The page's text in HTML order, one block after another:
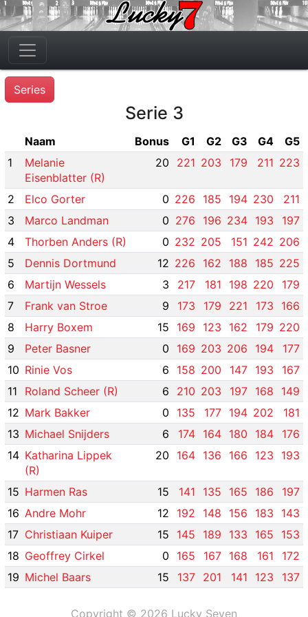
Series
Serie 3
Naam Bonus G1 G2 G3 G4
G5
1
Melanie
Eisenblatter (R)
20 221 203 179 211 223
2 Elco Gorter 0 226 185 194 230 211
3
Marco Landman 0 276 196 234 193 197
4
Thorben Anders (R) 0 232 205 151 242 206
5
Dennis Dortmund 12 226 162 188 185 225
6
Martijn Wessels 3 217 181 198 220 179
7
Frank van Stroe 9 173 179 221 173 166
8
Harry Boxem 15 169 123 162 179 220
9
Peter Basner 0 169 203 206 194 177
10 Rinie Vos 6 158 200 147 193 167
11
Roland Scheer (R) 6 210 203 197 168
149
12 Mark Bakker 0 135 177 194 202 181
13 Michael Snijders 6 174 164 180 184 176
14 Katharina Lippek
(R)
20 164 136 166 123 193
15 Harmen Ras 15 141 135 165 186 197
16 Andre Mohr 12 192 148 156 183
143
17 Christiaan Kuiper 15 145 189 133 165
153
18 Geoffrey Cirkel 0 165 167 168 161 172
19 Michel Baars 15 137 201 141 123 137
Copyright © 2026 Lucky Seven